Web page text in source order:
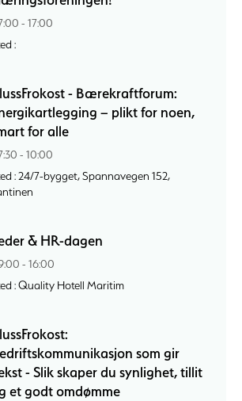
- 17:00
:
- Bærekraftforum:
– plikt for noen,
for alle
- 10:00
: 24/7-bygget, Spannavegen 152,
& HR-dagen
- 16:00
: Quality Hotell Maritim
som gir
- Slik skaper du synlighet, tillit
et godt omdømme